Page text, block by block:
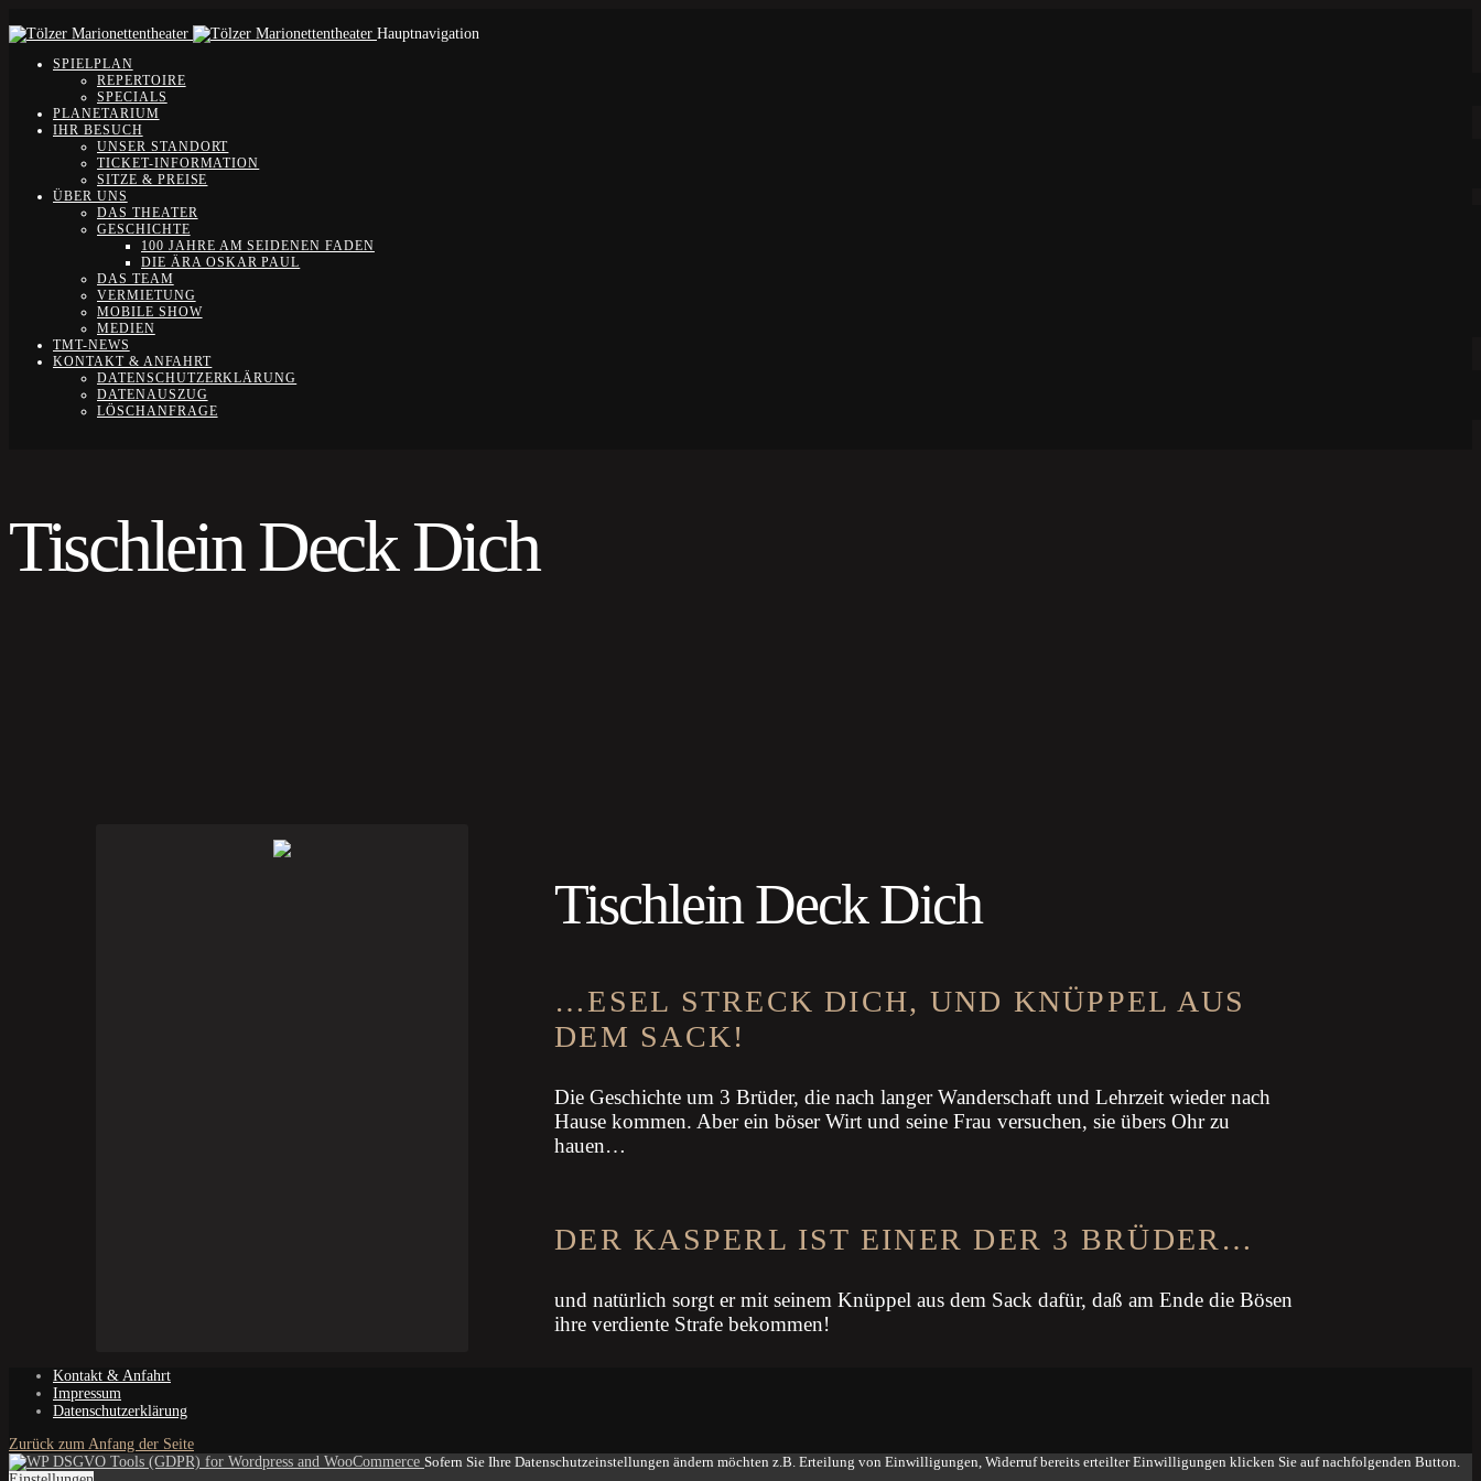
Hauptnavigation
SPIELPLAN
REPERTOIRE
SPECIALS
PLANETARIUM
IHR BESUCH
UNSER STANDORT
TICKET-INFORMATION
SITZE & PREISE
ÜBER UNS
DAS THEATER
GESCHICHTE
100 JAHRE AM SEIDENEN FADEN
DIE ÄRA OSKAR PAUL
DAS TEAM
VERMIETUNG
MOBILE SHOW
MEDIEN
TMT-NEWS
KONTAKT & ANFAHRT
DATENSCHUTZERKLÄRUNG
DATENAUSZUG
LÖSCHANFRAGE
Tischlein Deck Dich
Tischlein Deck Dich
…ESEL STRECK DICH, UND KNÜPPEL AUS
DEM SACK!
Die Geschichte um 3 Brüder, die nach langer Wanderschaft und Lehrzeit wieder nach
Hause kommen. Aber ein böser Wirt und seine Frau versuchen, sie übers Ohr zu
hauen…
DER KASPERL IST EINER DER 3 BRÜDER…
und natürlich sorgt er mit seinem Knüppel aus dem Sack dafür, daß am Ende die Bösen
ihre verdiente Strafe bekommen!
Kontakt & Anfahrt
Impressum
Datenschutzerklärung
Zurück zum Anfang der Seite
Sofern Sie Ihre Datenschutzeinstellungen ändern möchten z.B. Erteilung von Einwilligungen, Widerruf bereits erteilter Einwilligungen klicken Sie auf nachfolgenden Button.